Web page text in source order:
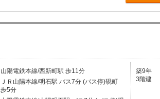
山陽電鉄本線/西新町駅 歩11分
ＪＲ山陽本線/明石駅 バス7分 (バス停)硯町
歩5分
築9年
3階建